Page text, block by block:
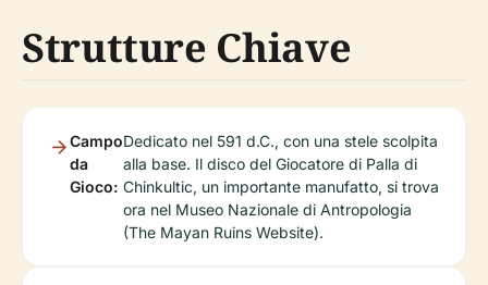
Strutture Chiave
Campo
da
Gioco:
Dedicato nel 591 d.C., con una stele scolpita
alla base. Il disco del Giocatore di Palla di
Chinkultic, un importante manufatto, si trova
ora nel Museo Nazionale di Antropologia
(The Mayan Ruins Website).